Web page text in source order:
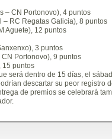
– CN Portonovo), 4 puntos
– RC Regatas Galicia), 8 puntos
Aguete), 12 puntos
3 puntos
CN Portonovo), 9 puntos
15 puntos
será dentro de 15 días, el
descartar su peor registro
de premios se celebrará